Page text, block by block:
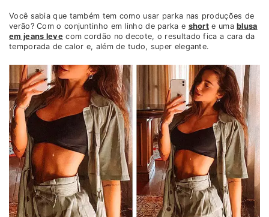
Você sabia que também tem como usar parka nas produções de
verão? Com o conjuntinho em linho de parka e short e umablusa
em jeans levecom cordão no decote, o resultado fica a cara da
temporada de calor e, além de tudo, super elegante.